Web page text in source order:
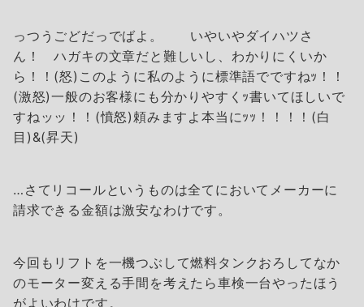
っつうごどだっでばよ。 いやいやダイハツさ
ん！ ハガキの文章だと難しいし、わかりにくいか
ら！！(怒)このように私のように標準語でですねｯ！！
(激怒)一般のお客様にも分かりやすくｯ書いてほしいで
すねッッ！！(憤怒)頼みますよ本当にｯｯ！！！！(白
目)&(昇天)
…さてリコールというものは全てにおいてメーカーに
請求できる金額は激安なわけです。
今回もリフトを一機つぶして燃料タンクおろしてなか
のモーター変える手間を考えたら車検一台やったほう
がよいわけです。